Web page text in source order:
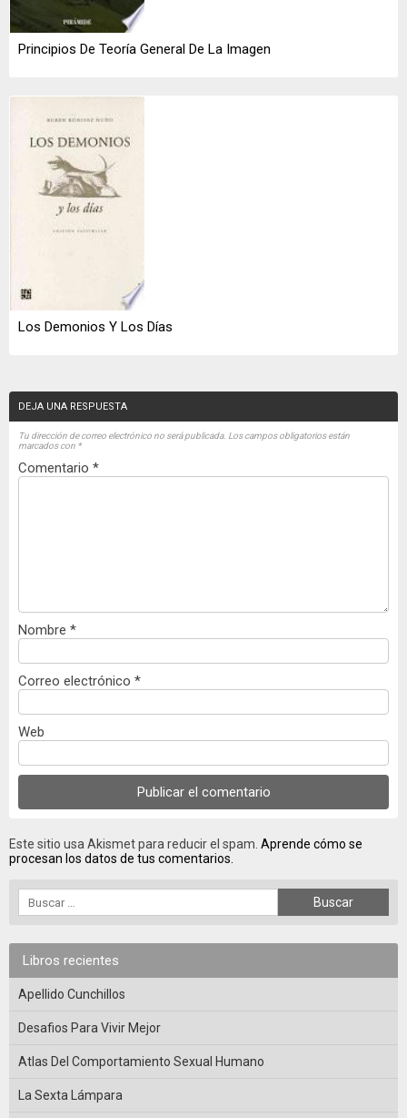
Principios De Teoría General De La Imagen
Los Demonios Y Los Días
DEJA UNA RESPUESTA
Tu dirección de correo electrónico no será publicada. Los campos obligatorios están
marcados con *
Comentario *
Nombre *
Correo electrónico *
Web
Este sitio usa Akismet para reducir el spam. Aprende cómo se
procesan los datos de tus comentarios.
Libros recientes
Apellido Cunchillos
Desafios Para Vivir Mejor
Atlas Del Comportamiento Sexual Humano
La Sexta Lámpara